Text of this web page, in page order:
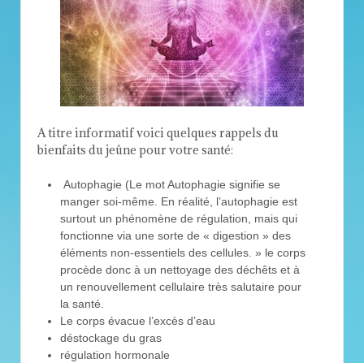
A titre informatif voici quelques rappels du
bienfaits du jeûne pour votre santé:
Autophagie (Le mot Autophagie signifie se
manger soi-même. En réalité, l’autophagie est
surtout un phénomène de régulation, mais qui
fonctionne via une sorte de « digestion » des
éléments non-essentiels des cellules. » le corps
procède donc à un nettoyage des déchêts et à
un renouvellement cellulaire très salutaire pour
la santé.
Le corps évacue l’excès d’eau
déstockage du gras
régulation hormonale